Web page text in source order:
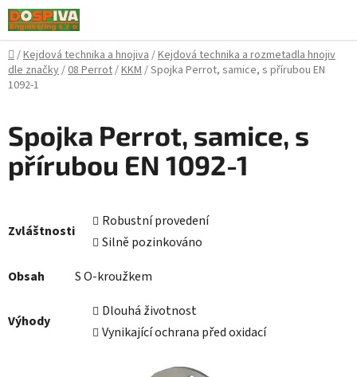
Přejít
na
obsah
Domů
/Kejdová technika a hnojiva/Kejdová technika a rozmetadla hnojiv
dle značky/08 Perrot/KKM/Spojka Perrot, samice, s přírubou EN
1092-1
Spojka Perrot, samice, s
přírubou EN 1092-1
Zvláštnosti
Robustní provedení
Silně pozinkováno
Obsah
S O-kroužkem
Výhody
Dlouhá životnost
Vynikající ochrana před oxidací